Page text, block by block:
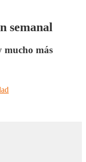
semanal
mucho más